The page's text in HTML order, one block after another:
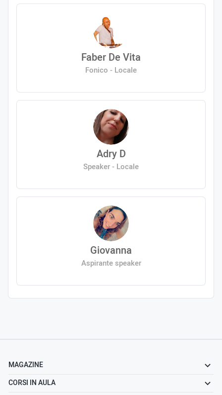
Faber De Vita
Fonico - Locale
Adry D
Speaker - Locale
Giovanna
Aspirante speaker
MAGAZINE
CORSI IN AULA